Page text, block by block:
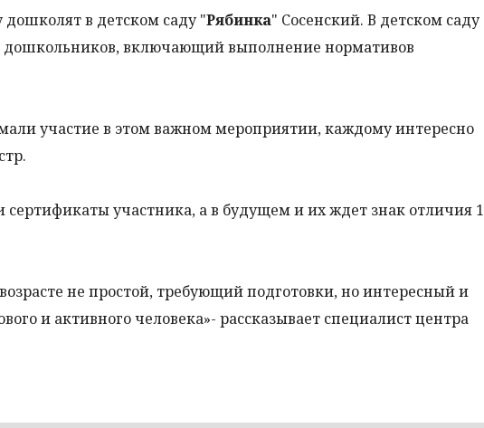
дошколят в детском саду "Рябинка" Сосенский. В детском саду
дошкольников, включающий выполнение нормативов
участие в этом важном мероприятии, каждому интересно
участника, а в будущем и их ждет знак отличия 1
не простой, требующий подготовки, но интересный и
и активного человека»- рассказывает специалист центра